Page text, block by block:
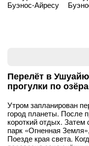
Перелёт в
прогулки по
Утром запланирован
город планеты. После
короткий отдых. Затем
парк «Огненная
Поезде края света.